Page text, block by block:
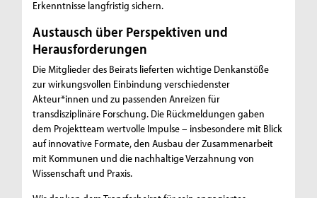
Erkenntnisse langfristig sichern.
Austausch über Perspektiven und
Herausforderungen
Die Mitglieder des Beirats lieferten wichtige Denkanstöße
zur wirkungsvollen Einbindung verschiedenster
Akteur*innen und zu passenden Anreizen für
transdisziplinäre Forschung. Die Rückmeldungen gaben
dem Projektteam wertvolle Impulse – insbesondere mit Blick
auf innovative Formate, den Ausbau der Zusammenarbeit
mit Kommunen und die nachhaltige Verzahnung von
Wissenschaft und Praxis.